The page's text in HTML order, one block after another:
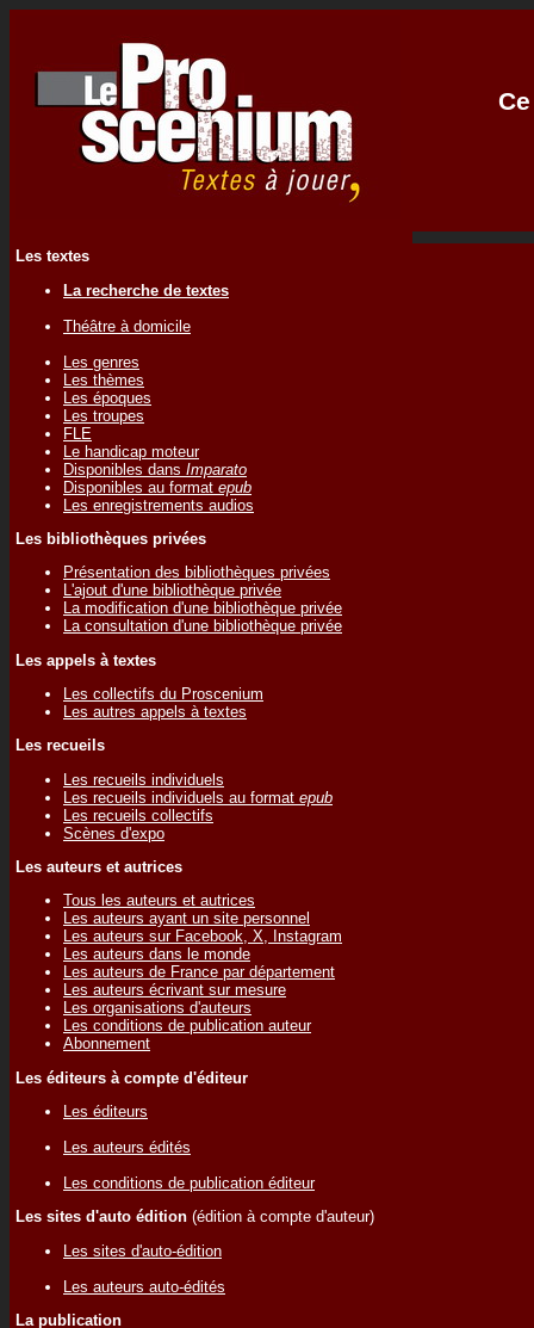
Les textes
La recherche de textes
Théâtre à domicile
Les genres
Les thèmes
Les époques
Les troupes
FLE
Le handicap moteur
Disponibles dans Imparato
Disponibles au format epub
Les enregistrements audios
Les bibliothèques privées
Présentation des bibliothèques privées
L'ajout d'une bibliothèque privée
La modification d'une bibliothèque privée
La consultation d'une bibliothèque privée
Les appels à textes
Les collectifs du Proscenium
Les autres appels à textes
Les recueils
Les recueils individuels
Les recueils individuels au format epub
Les recueils collectifs
Scènes d'expo
Les auteurs et autrices
Tous les auteurs et autrices
Les auteurs ayant un site personnel
Les auteurs sur Facebook, X, Instagram
Les auteurs dans le monde
Les auteurs de France par département
Les auteurs écrivant sur mesure
Les organisations d'auteurs
Les conditions de publication auteur
Abonnement
Les éditeurs à compte d'éditeur
Les éditeurs
Les auteurs édités
Les conditions de publication éditeur
Les sites d'auto édition (édition à compte d'auteur)
Les sites d'auto-édition
Les auteurs auto-édités
La publication